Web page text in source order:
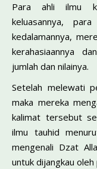
Para ahli ilmu
keluasannya,
kedalamannya,
kerahasiaannya
jumlah dan nilainya.
Setelah melewati
maka mereka
kalimat tersebut
ilmu tauhid
mengenali Dzat
untuk dijangkau oleh